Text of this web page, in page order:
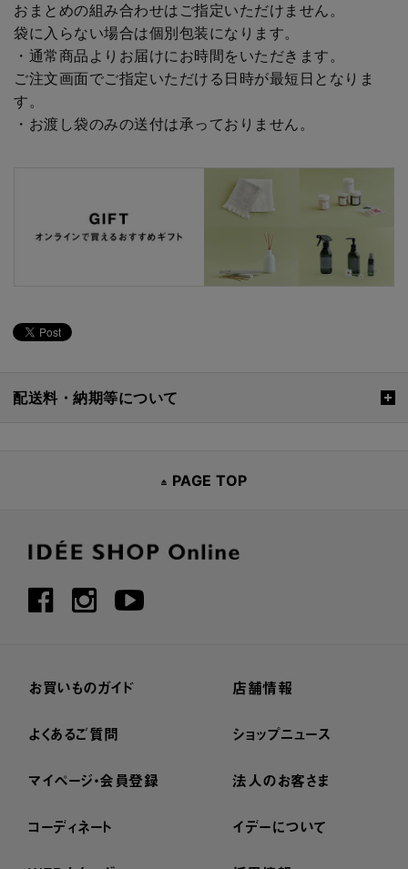
おまとめの組み合わせはご指定いただけません。
袋に入らない場合は個別包装になります。
・通常商品よりお届けにお時間をいただきます。
ご注文画面でご指定いただける日時が最短日となりま
す。
・お渡し袋のみの送付は承っておりません。
配送料・納期等について
PAGE TOP
お買いものガイド
よくあるご質問
マイページ・会員登録
コーディネート
店舗情報
ショップニュース
法人のお客さま
イデーについて